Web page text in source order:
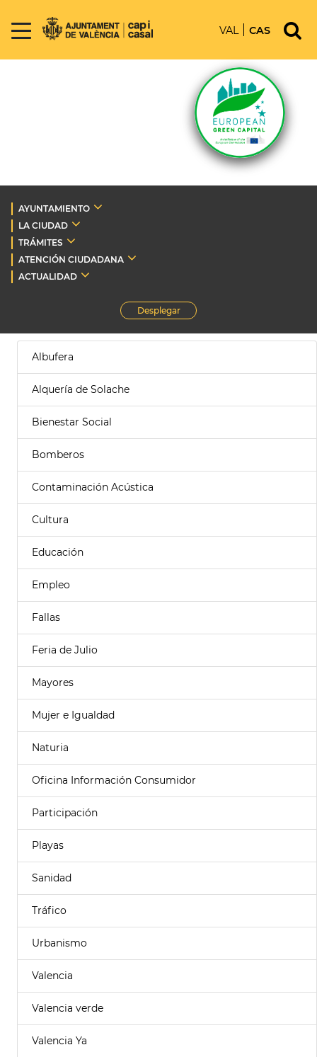
VAL CAS
AYUNTAMIENTO
LA CIUDAD
TRÁMITES
ATENCIÓN CIUDADANA
ACTUALIDAD
Desplegar
Albufera
Alquería de Solache
Bienestar Social
Bomberos
Contaminación Acústica
Cultura
Educación
Empleo
Fallas
Feria de Julio
Mayores
Mujer e Igualdad
Naturia
Oficina Información Consumidor
Participación
Playas
Sanidad
Tráfico
Urbanismo
Valencia
Valencia verde
Valencia Ya